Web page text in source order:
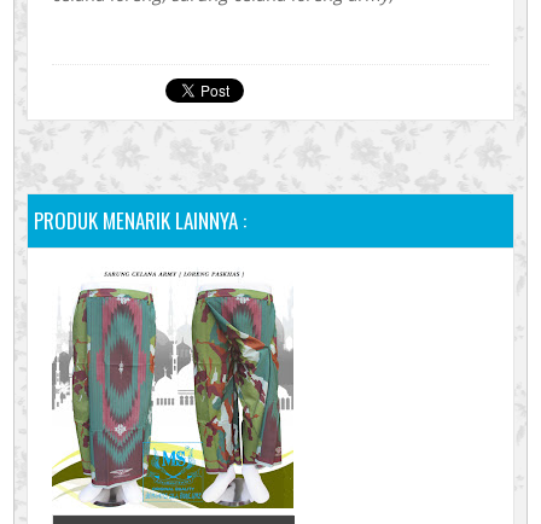
PRODUK MENARIK LAINNYA :